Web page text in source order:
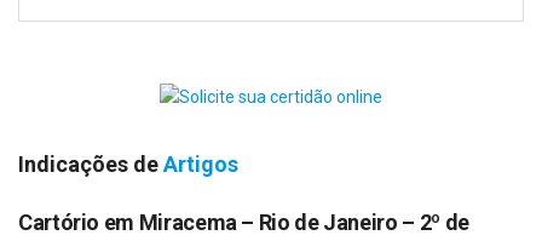
Indicações deArtigos
Cartório em Miracema – Rio de Janeiro – 2º de